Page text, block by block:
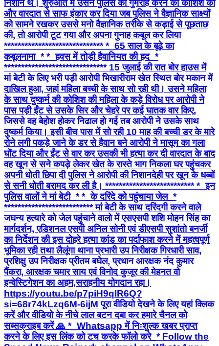
निशान थे। शुरुआत में उसने पुलिस को गुमराह करने की कोशिश की
और वारदात से साफ इंकार कर दिया जब पुलिस ने वैज्ञानिक साक्ष्यों
को सामने रखकर उससे मनो वैज्ञानिक तरीके से कड़ाई से पूछताछ
की, तो आरोपी टूट गया और अपना गुनाह कबूल कर लिया
***************************** *_65 साल के बूढ़े का
कबूलनामा_* *_हवस में तोड़ी हैवानियत की हद_*
****************************** 15 जुलाई की रात बोर हाउस में
मां बेटी के लिए भरी पड़ी आरोपी भिखारीराम खेत स्थित बोर मकान में
दाखिल हुआ, जहां महिला बच्ची के साथ सो रही थी। उसने महिला
के साथ दुष्कर्म की कोशिश की महिला के कड़े विरोध पर आरोपी ने
पास पड़ी ईंट से उसके सिर और चेहरे पर कई घातक वार किए,
जिससे वह बेहोश होकर निढाल हो गई तब आरोपी ने उसके साथ
दुष्कर्म किया। इसी बीच पास में सो रही 10 माह की बच्ची डर के मारे
रोने लगी पकड़े जाने के डर से हैवान बने आरोपी ने मासूम का गला
घोंट दिया और ईंट से वार कर उसकी भी हत्या कर दी वारदात के बाद
वह खून से सने कपड़े लेकर खेत के रास्ते भाग निकला घर पहुंचकर
अपनी धोती छिपा दी पुलिस ने आरोपी की निशानदेही पर खून के धब्बों
से सनी धोती बरामद कर ली है। ************************** *_​इन
पुलिस वालों ने मां बेटी_* *_के दरिंदे को पहुंचाया जेल_*
************************** मां बेटी के साथ दरिंदगी करने वाले
जघन्य हत्यारे को जेल पहुंचाने वालो में ​एसएसपी शशि मोहन सिंह का
मार्गदर्शन, एडिशनल एसपी अनिल सोनी एवं डीएसपी सुशांतो बनर्जी
का निर्देशन की इस दोहरे हत्या कांड का पर्दाफाश करने में महत्वपूर्ण
भूमिका रही तथा लैलूंगा थाना प्रभारी उप निरीक्षक गिरधारी साव,
प्रशिक्षु उप निरीक्षक प्रीतम बघेल, प्रधान आरक्षक नंद कुमार
पैंकरा, आरक्षक चमार साय एवं विनोद कुजूर की मेहनत वो
इन्वेस्टिगेशन का अहम,सराहनीय योगदान रहा।
https://youtu.be/p7piH9qIR6Q?
si=68r74kLzq6M-6ijM पूरा वीडियो देखने के लिए यहां क्लिक
करें और वीडियो के नीचे लाल बटन दबा कर हमारे चैनल को
सब्सक्राइब करें 🙏 *_Whatsapp में निःशुल्क खबर प्राप्त
करने के लिए इस लिंक को टच करके फॉलो करे_* Follow the